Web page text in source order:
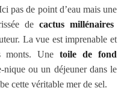
pas de point d’eau mais une
de cactus millénaires
La vue est imprenable et
monts. Unetoile de fond
nique ou un déjeuner dans le
cette véritable mer de sel.